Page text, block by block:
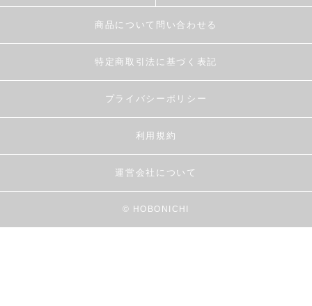
商品について問い合わせる
特定商取引法に基づく表記
プライバシーポリシー
利用規約
運営会社について
© HOBONICHI